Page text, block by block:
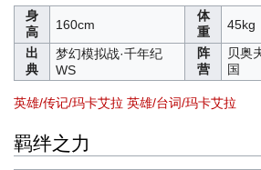
身
高
160cm
体
重
45kg
出
典
梦幻模拟战·千年纪
WS
阵
营
贝奥
国
英雄/传记/玛卡艾拉 英雄/台词/玛卡艾拉
羁绊之力